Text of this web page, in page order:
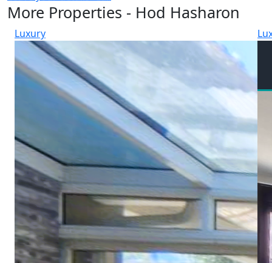
More Properties - Hod Hasharon
Luxury